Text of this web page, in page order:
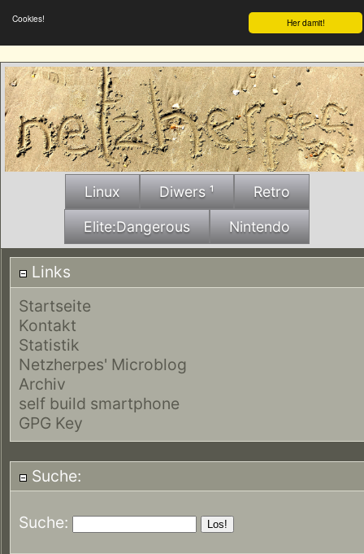
Her damit!
Cookies!
Linux Diwers ¹ Retro
Elite:Dangerous Nintendo
Links
Startseite
Kontakt
Statistik
Netzherpes' Microblog
Archiv
self build smartphone
GPG Key
Suche:
Suche: